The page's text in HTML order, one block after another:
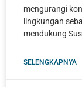
mengurangi
lingkungan
mendukung
SELENGKAPNYA